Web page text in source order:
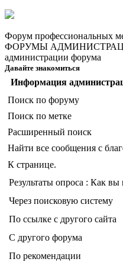
Форум профессиональных
ФОРУМЫ
администрации форума
Давайте знакомиться
Информация
Поиск по форуму
Поиск по метке
Расширенный поиск
Найти все сообщения с
К странице.
Результаты опроса : Как
Через поисковую систему
По ссылке с другого сайта
С другого форума
По рекомендации